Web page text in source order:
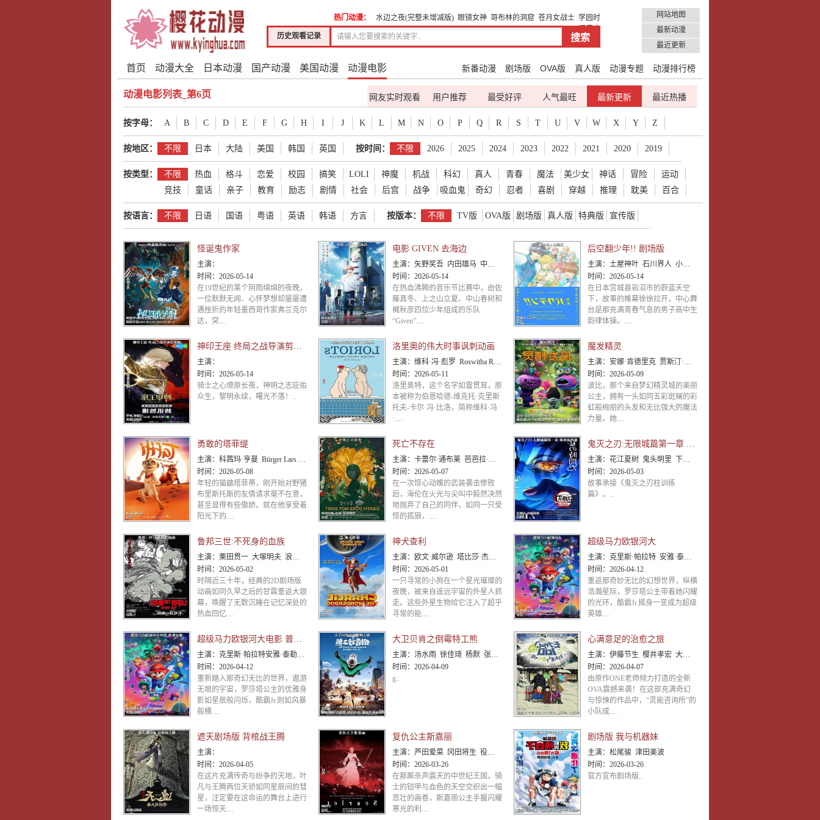
历史观看记录
热门动漫： 水边之夜(完整未增减版) 眼镜女神 哥布林的洞窟 苍月女战士 学园时
网站地图
最新动漫
最近更新
首页 动漫大全 日本动漫 国产动漫 美国动漫 动漫电影 新番动漫 剧场版 OVA版 真人版 动漫专题 动漫排行榜
动漫电影列表_第6页 最近热播
最新更新
人气最旺
最受好评
用户推荐
网友实时观看
按字母： A B C D E F G H I J K L M N O P Q R S T U V W X Y Z
按地区： 不限 日本 大陆 美国 韩国 英国 按时间： 不限 2026 2025 2024 2023 2022 2021 2020 2019
按类型： 不限 热血 格斗 恋爱 校园 搞笑 LOLI 神魔 机战 科幻 真人 青春 魔法 美少女 神话 冒险
运动
竞技
童话 亲子 教育 励志 剧情 社会 后宫 战争 吸血鬼 奇幻 忍者 喜剧 穿越 推理 耽美 百合
按语言： 不限 日语 国语 粤语 英语 韩语 方言 按版本： 不限 TV版 OVA版 剧场版 真人版 特典版 宣传版
怪诞鬼作家
主演：
时间： 2026-05-14
在19世纪的某个阴雨绵绵的夜晚，
一位默默无闻、心怀梦想却屡屡遭
遇挫折的年轻墨西哥作家弗兰克尔
达，突....
电影 GIVEN 去海边
主演： 矢野奖吾 内田雄马 中泽匡智 江口拓也 今井文也 坂泰斗 浅沼晋太郎
时间： 2026-05-14
在热血沸腾的音乐节比赛中，由佐
藤真冬、上之山立夏、中山春树和
梶秋彦四位少年组成的乐队
“Given”....
后空翻少年!! 剧场版
主演： 土屋神叶 石川界人 小野大辅 近藤隆 下野纮 神谷浩史 村濑步 小西克幸 铃村健一 杉田智和 齐藤壮
时间： 2026-05-14
在日本宫城县岩沼市的蔚蓝天空
下，故事的帷幕徐徐拉开，中心舞
台是那充满青春气息的男子高中生
韵律体操。....
神印王座 终局之战导演剪辑版
主演：
时间： 2026-05-14
骑士之心燎原长夜，神明之志庇佑
众生，黎明永续，曙光不落！..
洛里奥的伟大时事讽刺动画
主演： 维科·冯·彪罗 Roswitha Roszak 威廉·本多 弗朗茨-奥托·克吕格尔 赫尔穆特·施密特
时间： 2026-05-11
洛里奥特，这个名字如雷贯耳，原
本被称为伯恩哈德-维克托·克里斯
托夫-卡尔·冯·比洛，简称维科·冯
·....
魔发精灵
主演： 安娜·肯德里克 贾斯汀·汀布莱克 佐伊·丹斯切尔 克里斯托夫·梅兹-普莱瑟 克里斯汀·芭伦斯基 拉塞
时间： 2026-05-09
波比，那个来自梦幻精灵城的美丽
公主，拥有一头如同五彩斑斓的彩
虹般绚丽的头发和无比强大的魔法
力量。她....
勇敢的塔菲缇
主演： 科茜玛·亨曼 Bürger Lars Dietrich Dustin Semmelrogge Del
时间： 2026-05-08
年轻的猫鼬塔菲蒂，刚开始对野猪
布里斯托斯的友情请求毫不在意，
甚至显得有些傲娇。就在他享受着
阳光下的....
死亡不存在
主演： 卡蕾尔·通布莱 芭芭拉·于尔里克 Zeneb Blanchet Mattis Savard-Verh
时间： 2026-05-07
在一次惊心动魄的武装袭击惨败
后，海伦在火光与尖叫中毅然决然
地抛弃了自己的同伴，如同一只受
惊的孤狼，....
鬼灭之刃:无限城篇第一章 猗窝座再袭
主演： 花江夏树 鬼头明里 下野纮 松冈祯丞 上田丽奈 冈本信彦 樱井孝宏 小西克幸 河西健吾 早见沙织 花
时间： 2026-05-03
故事承接《鬼灭之刃柱训练
篇》。..
鲁邦三世:不死身的血族
主演： 栗田贯一 大塚明夫 浪川大辅 泽城美雪 山寺宏一
时间： 2026-05-02
时隔近三十年，经典的2D剧场版
动画如同久旱之后的甘霖重返大银
幕，唤醒了无数沉睡在记忆深处的
热血回忆....
神犬查利
主演：
欧文·威尔逊 塔比莎·杰曼 塞巴斯蒂安·比林斯利-罗德里格斯 Anthony Bolognese
时间： 2026-05-01
一只寻常的小狗在一个星光璀璨的
夜晚，被来自遥远宇宙的外星人抓
走。这些外星生物给它注入了超乎
寻常的能....
超级马力欧银河大
主演： 克里斯·帕拉特 安雅·泰勒-乔伊 查理·戴 杰克·布莱克 布丽·拉尔森 唐纳德·格洛弗 本·萨弗迪
时间： 2026-04-12
重返那奇妙无比的幻想世界，纵横
浩瀚星际，罗莎塔公主带着她闪耀
的光环，酷霸Jr.摇身一变成为超级
英雄....
超级马力欧银河大电影 普通话版
主演： 克里斯·帕拉特安雅·泰勒-乔伊查理·戴杰克·布莱克布丽·拉尔森本·萨弗迪唐纳德·格洛弗科甘-迈克尔·
时间： 2026-04-12
重新踏入那奇幻无比的世界，遨游
无垠的宇宙，罗莎塔公主的优雅身
影如星辰般闪烁，酷霸Jr.则如风暴
般横....
大卫贝肯之倒霉特工熊
主演： 汤水雨 徐佳琦 杨默 张遥函 刘琮
时间： 2026-04-09
g..
心满意足的治愈之旅
主演： 伊藤节生 樱井孝宏 大塚明夫 入野自由 松冈祯丞 星野贵纪
时间： 2026-04-07
由原作ONE老师倾力打造的全新
OVA震撼来袭！在这部充满奇幻
与惊悚的作品中，“灵能咨询所”的
小队成....
遮天剧场版 背棺战王腾
主演：
时间： 2026-04-05
在这片充满传奇与纷争的天地，叶
凡与王腾两位天骄如同星辰间的彗
星，注定要在这命运的舞台上进行
一场惊天....
复仇公主斯嘉丽
主演： 芦田爱菜 冈田将生 役所广司 市村正亲 吉田钢太郎 齐藤由贵 松重丰 山路和弘 柄本时生 青木崇高
时间： 2026-03-26
在那厮杀声震天的中世纪王国，骑
士的铠甲与血色的天空交织出一幅
悲壮的画卷，斯嘉丽公主手握闪耀
寒光的利....
剧场版 我与机器妹
主演： 松尾骏 津田美波
时间： 2026-03-26
官方宣布剧场版..